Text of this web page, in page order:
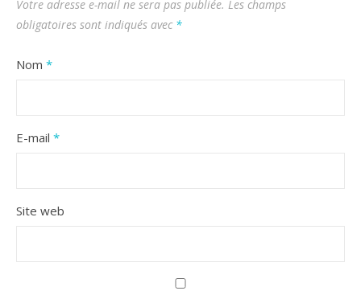
Votre adresse e-mail ne sera pas publiée. Les champs
obligatoires sont indiqués avec *
Nom *
E-mail *
Site web